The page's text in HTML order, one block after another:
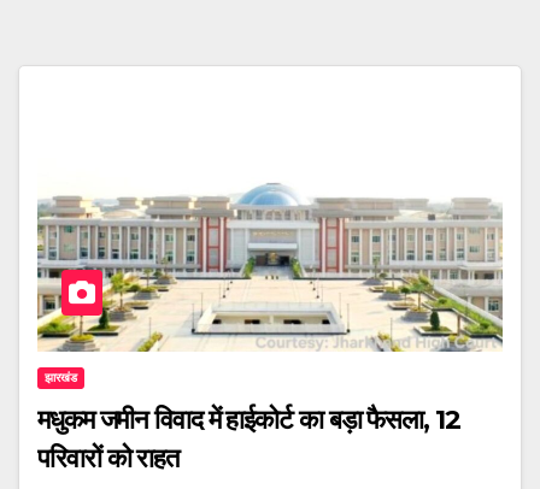
झारखंड
मधुकम जमीन विवाद में हाईकोर्ट का बड़ा फैसला, 12
परिवारों को राहत